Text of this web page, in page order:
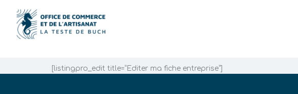
[listingpro_edit title=”Editer ma fiche entreprise”]